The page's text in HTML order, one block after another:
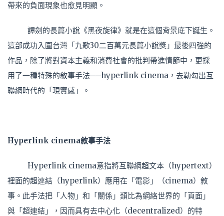
帶來的負面現象也愈見明顯。
譚劍的長篇小說《黑夜旋律》就是在這個背景底下誕生。
這部成功入圍台灣「九歌30二百萬元長篇小說獎」最後四強的
作品，除了將對資本主義和消費社會的批判帶進情節中，更採
用了一種特殊的敘事手法──hyperlink cinema，去勒勾出互
聯網時代的「現實感」。
Hyperlink cinema敘事手法
Hyperlink cinema意指將互聯網超文本（hypertext）
裡面的超連結（hyperlink）應用在「電影」（cinema）敘
事。此手法把「人物」和「關係」類比為網絡世界的「頁面」
與「超連結」，因而具有去中心化（decentralized）的特